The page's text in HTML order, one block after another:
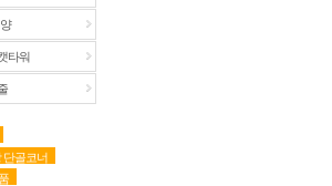
타워
단골코너